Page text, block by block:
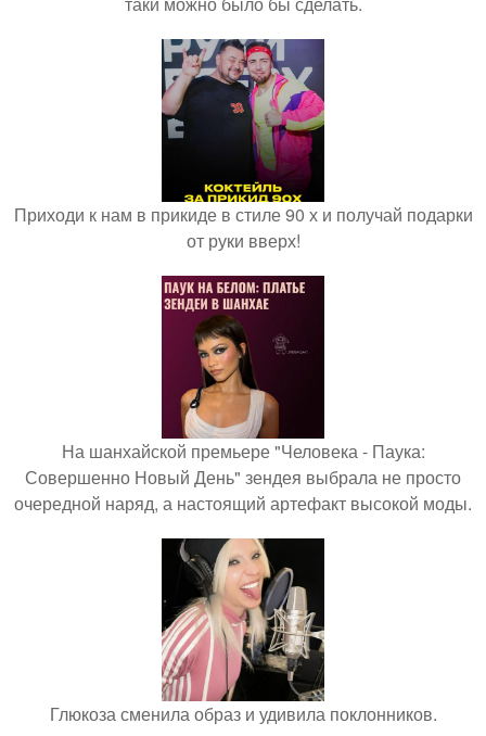
Приходи к нам в прикиде в стиле 90 х и получай подарки
от руки вверх!
На шанхайской премьере "Человека - Паука:
Совершенно Новый День" зендея выбрала не просто
очередной наряд, а настоящий артефакт высокой моды.
Глюкоза сменила образ и удивила поклонников.